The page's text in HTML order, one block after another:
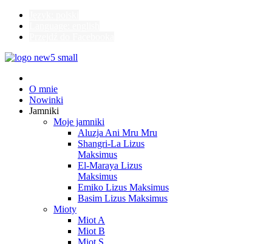
O mnie
Nowinki
Jamniki
Moje jamniki
Aluzja Ani Mru Mru
Shangri-La Lizus
Maksimus
El-Maraya Lizus
Maksimus
Emiko Lizus Maksimus
Basim Lizus Maksimus
Mioty
Miot A
Miot B
Miot S